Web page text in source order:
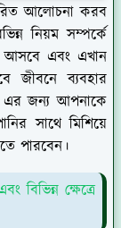
আলোচনা করব
নিয়ম সম্পর্কে
এবং এখান
জীবনে ব্যবহার
এর জন্য আপনাকে
সাথে মিশিয়ে
পারবেন।
বিভিন্ন ক্ষেত্রে